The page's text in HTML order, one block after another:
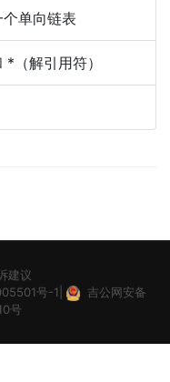
单向链表
（解引用符）
建议
号-1
吉公网安备
号